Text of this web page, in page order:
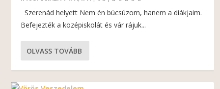
Szerenád helyett Nem én búcsúzom, hanem a diákjaim.
Befejezték a középiskolát és vár rájuk...
OLVASS TOVÁBB